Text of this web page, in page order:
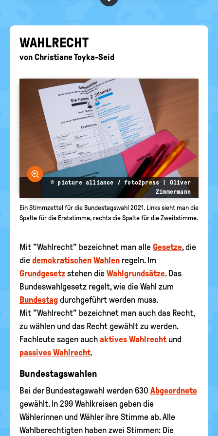
politische
EURE AKTUELLEN FRAGEN...
WAHL­RECHT
von Christiane Toyka-Seid
Bild vergrößern
© picture alliance / foto2press | Oliver
Zimmermann
Ein Stimmzettel für die Bundestagswahl 2021. Links sieht man die
Spalte für die Erststimme, rechts die Spalte für die Zweitstimme.
Mit "Wahlrecht" bezeichnet man alle Gesetze, die
die demokratischen Wahlen regeln. Im
Grundgesetz stehen die Wahlgrundsätze. Das
Bundeswahlgesetz regelt, wie die Wahl zum
Bundestag durchgeführt werden muss.
Mit "Wahlrecht" bezeichnet man auch das Recht,
zu wählen und das Recht gewählt zu werden.
Fachleute sagen auch aktives Wahlrechtund
passives Wahlrecht.
Bundestagswahlen
Bei der Bundestagswahl werden 630 Abgeordnete
gewählt. In 299 Wahlkreisen geben die
Wählerinnen und Wähler ihre Stimme ab. Alle
Wahlberechtigten haben zwei Stimmen: Die